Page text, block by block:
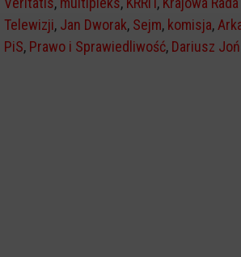
Telewizji, Jan Dworak, Sejm, komisja,
PiS, Prawo i Sprawiedliwość, Dariusz